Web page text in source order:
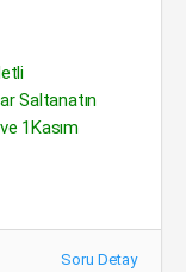
Saltanatın
1Kasım
Soru Detay